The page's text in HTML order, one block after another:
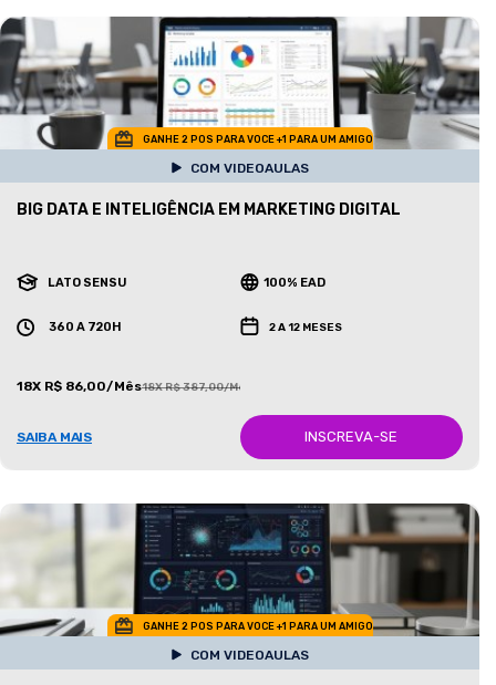
GANHE 2 POS PARA VOCE +1 PARA UM AMIGO
COM VIDEOAULAS
BIG DATA E INTELIGÊNCIA EM MARKETING DIGITAL
LATO SENSU 100% EAD
360 A 720H 2 A 12 MESES
18X R$ 86,00/Mês18X R$ 387,00/Mês
SAIBA MAIS INSCREVA-SE
GANHE 2 POS PARA VOCE +1 PARA UM AMIGO
COM VIDEOAULAS